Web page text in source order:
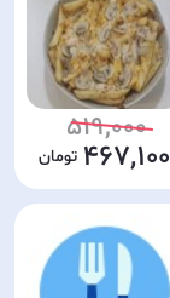
519,000
467,100